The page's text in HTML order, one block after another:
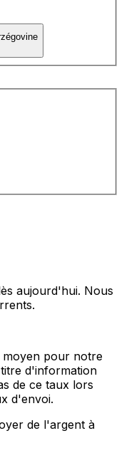
aujourd'hui. Nous
moyen pour notre
d'information
de ce taux lors
d'envoi.
de l'argent à